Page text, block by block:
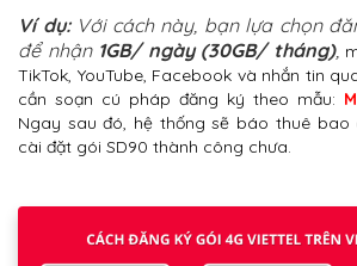
Ví dụ:Với cách này, bạn lựa chọn
để nhận 1GB/ ngày (30GB/ tháng),
TikTok, YouTube, Facebook và nhắn tin
cần soạn cú pháp đăng ký theo mẫu:
Ngay sau đó, hệ thống sẽ báo thuê
cài đặt gói SD90 thành công chưa.